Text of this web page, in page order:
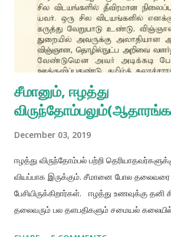
சீமானும், ஈழத்து
December 03, 2019
ஈழத்து விருந்தோம்பல் பற்றி
வியப்பாக இருக்கும். சீமானை போல தலைவரை
பேசியிருக்கிறார்கள். ஈழத்து உணவுக்கு தனி
தலைவரும் பல தளபதிகளும் சமையல்